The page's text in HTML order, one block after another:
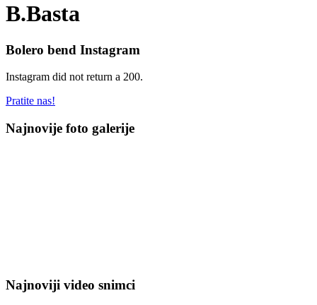
B.Basta
Bolero bend Instagram
Instagram did not return a 200.
Pratite nas!
Najnovije foto galerije
Najnoviji video snimci